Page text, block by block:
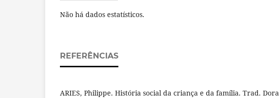
Não há dados estatísticos.
REFERÊNCIAS
ARIES, Philippe. História social da criança e da família. Trad. Dora